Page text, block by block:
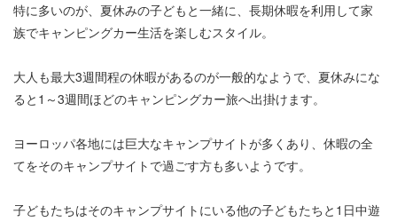
特に多いのが、夏休みの子どもと一緒に、長期休暇を利用して家
族でキャンピングカー生活を楽しむスタイル。
大人も最大3週間程の休暇があるのが一般的なようで、夏休みにな
ると1～3週間ほどのキャンピングカー旅へ出掛けます。
ヨーロッパ各地には巨大なキャンプサイトが多くあり、休暇の全
てをそのキャンプサイトで過ごす方も多いようです。
子どもたちはそのキャンプサイトにいる他の子どもたちと1日中遊